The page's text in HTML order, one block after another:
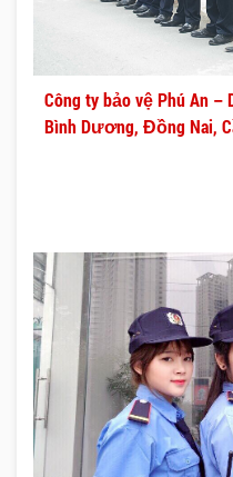
Công ty bảo vệ Phú An –
Bình Dương, Đồng Nai,